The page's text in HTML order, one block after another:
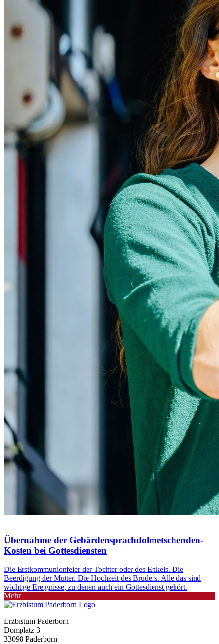
Übernahme der Gebärdensprachdolmetschenden-
Kosten bei Gottesdiensten
Die Erstkommunionfeier der Tochter oder des Enkels. Die
Beerdigung der Mutter. Die Hochzeit des Bruders. Alle das sind
wichtige Ereignisse, zu denen auch ein Gottesdienst gehört.
Mehr
Erzbistum Paderborn
Domplatz 3
33098 Paderborn